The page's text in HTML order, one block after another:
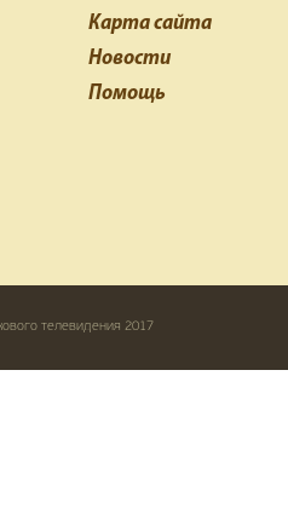
Карта сайта
Новости
Помощь
телевидения 2017